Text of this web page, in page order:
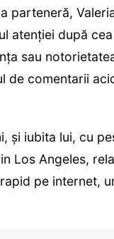
parteneră,
atenției după
sau
de comentarii
și iubita lui, cu
Los Angeles,
pe internet,